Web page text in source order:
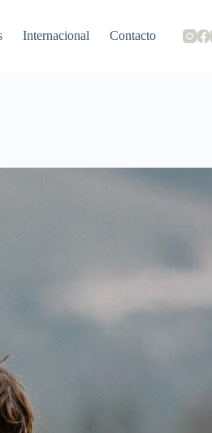
Internacional Contacto